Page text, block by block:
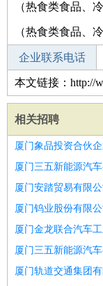
（热食类食品、
（热食类食品、
企业联系电话
本文链接：http://
相关招聘